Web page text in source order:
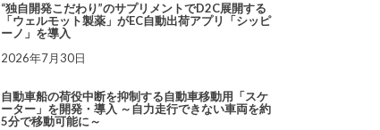
“独自開発こだわり”のサプリメントでD2C展開する
「ウェルモット製薬」がEC自動出荷アプリ「シッピ
ーノ」を導入
2026年7月30日
自動車船の荷役中断を抑制する自動車移動用「スケ
ーター」を開発・導入 ～自力走行できない車両を約
5分で移動可能に～